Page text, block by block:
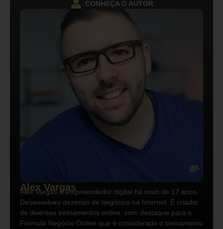
CONHEÇA O AUTOR
Alex Vargas
Alex Vargas é empreendedor digital há mais de 17 anos.
Desenvolveu dezenas de negócios na Internet. É criador
de diversos treinamentos online, com destaque para o
Fórmula Negócio Online que é considerado o treinamento